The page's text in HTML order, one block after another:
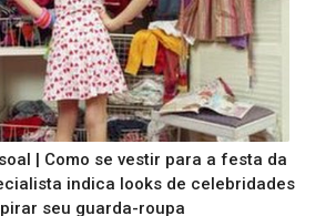
| Como se vestir para a festa da
indica looks de celebridades
seu guarda-roupa